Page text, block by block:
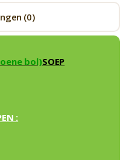
(0)
bol)SOEP
: